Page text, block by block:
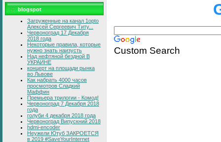
blogspot
Загруженные на канал 1opto
Алексей Сергеевич Титу...
Червоноград 17 Декабря
2018 года
Некоторые правила, которые
нужно знать наизусть
Над нефтяной бездной В
УКРАИНЕ
концерт на площади рынка
во Львове
Как набрать 4000 часов
просмотров Сладкий
Маффин
Премьера трилогии - Комод!
Червоноград 7 Декабря 2018
года
голуби 4 декабря 2018 года
Червоноград Випускний 2018
hdmi-encoder
Неужели Ютуб ЗАКРОЕТСЯ
в 2019 #SaveYourInternet
Custom Search